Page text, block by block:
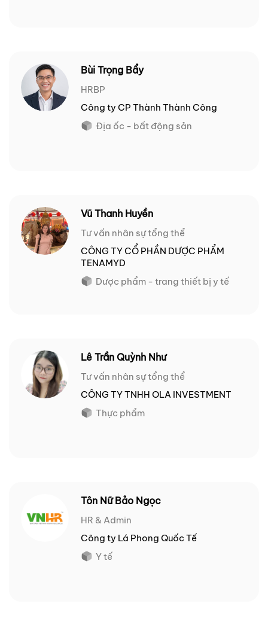
Bùi Trọng Bẩy
HRBP
Công ty CP Thành Thành Công
Địa ốc - bất động sản
Vũ Thanh Huyền
Tư vấn nhân sự tổng thể
CÔNG TY CỔ PHẦN DƯỢC PHẨM
TENAMYD
Dược phẩm - trang thiết bị y tế
Lê Trần Quỳnh Như
Tư vấn nhân sự tổng thể
CÔNG TY TNHH OLA INVESTMENT
Thực phẩm
Tôn Nữ Bảo Ngọc
HR & Admin
Công ty Lá Phong Quốc Tế
Y tế